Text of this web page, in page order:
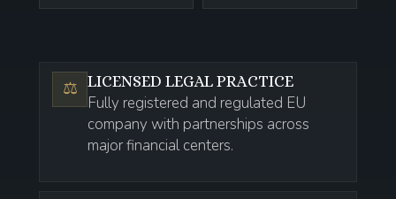
⚖️ LICENSED LEGAL PRACTICE
Fully registered and regulated EU
company with partnerships across
major financial centers.